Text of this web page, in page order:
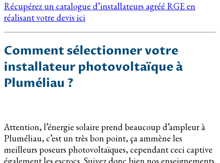
Récupérez un catalogue d’installateurs agréé RGE en
réalisant votre devis ici
Comment sélectionner votre
installateur photovoltaïque à
Pluméliau ?
Attention, l’énergie solaire prend beaucoup d’ampleur à
Pluméliau, c’est un très bon point, ça ammène les
meilleurs poseurs photovoltaïques, cependant ceci captive